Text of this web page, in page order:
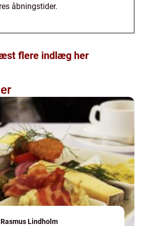
åbningstider.
flere indlæg her
Rasmus Lindholm